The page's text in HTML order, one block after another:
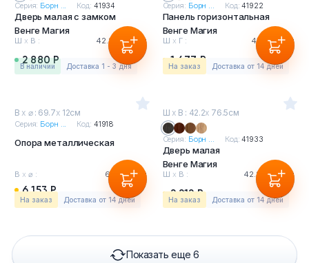
Серия: Борн ... Код: 41934
Дверь малая с замком
Венге Магия
Ш х В : 42.2 76.5см
2 880 Р
в наличии Доставка 1 - 3 дня
Серия: Борн ... Код:41922
Панель горизонтальная
Венге Магия
Ш х Г : 47.5 х45см
1 477 Р
На заказ Доставка от 14 дней
В х ⌀ : 69.7х 12см
Серия: Борн ... Код: 41918
Опора металлическая
В х ⌀ : 69.7х12см
6 153 Р
На заказ Доставка от 14 дней
Ш х В : 42.2х 76.5см
Серия: Борн ... Код:41933
Дверь малая
Венге Магия
Ш х В : 42.2 76.5см
2 212 Р
На заказ Доставка от 14 дней
Показать еще 6